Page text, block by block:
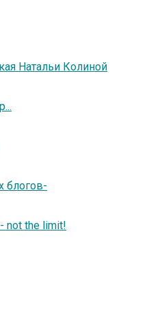
Натальи Колиной
блогов-
not the limit!